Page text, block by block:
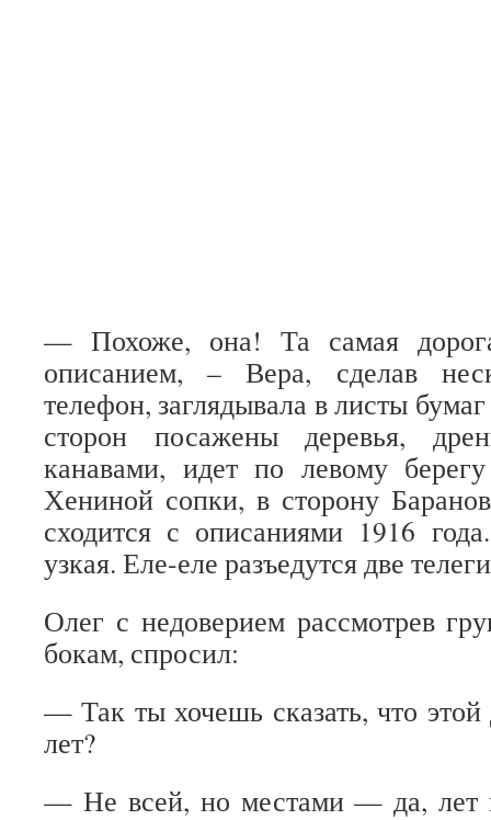
— Похоже, она! Та самая
описанием, – Вера, сделав
телефон, заглядывала в листы
сторон посажены деревья,
канавами, идет по левому
Хениной сопки, в сторону
сходится с описаниями 1916
узкая. Еле-еле разъедутся две
Олег с недоверием рассмотрев
бокам, спросил:
— Так ты хочешь сказать, что этой
лет?
— Не всей, но местами — да, лет